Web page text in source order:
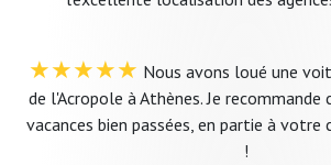
★★★★★ Nous avons loué une
de l'Acropole à Athènes. Je recommande
vacances bien passées, en partie à votre
!